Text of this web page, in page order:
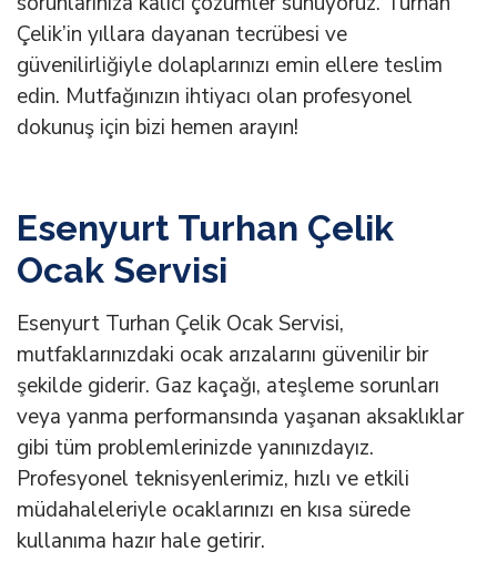
Çelik’in yıllara dayanan tecrübesi ve
güvenilirliğiyle dolaplarınızı emin ellere teslim
edin. Mutfağınızın ihtiyacı olan profesyonel
dokunuş için bizi hemen arayın!
Esenyurt Turhan Çelik
Ocak Servisi
Esenyurt Turhan Çelik Ocak Servisi,
mutfaklarınızdaki ocak arızalarını güvenilir bir
şekilde giderir. Gaz kaçağı, ateşleme sorunları
veya yanma performansında yaşanan aksaklıklar
gibi tüm problemlerinizde yanınızdayız.
Profesyonel teknisyenlerimiz, hızlı ve etkili
müdahaleleriyle ocaklarınızı en kısa sürede
kullanıma hazır hale getirir.